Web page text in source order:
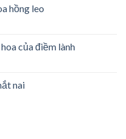
hồng leo
của điềm lành
nai